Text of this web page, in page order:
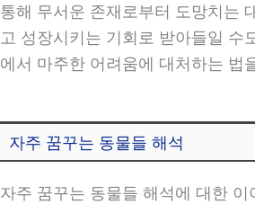
통해 무서운 존재로부터 도망치는
고 성장시키는 기회로 받아들일
에서 마주한 어려움에 대처하는 법
자주 꿈꾸는 동물들 해석
자주 꿈꾸는 동물들 해석에 대한